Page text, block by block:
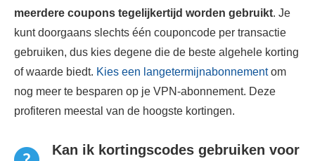
meerdere coupons tegelijkertijd worden gebruikt. Je
kunt doorgaans slechts één couponcode per transactie
gebruiken, dus kies degene die de beste algehele korting
of waarde biedt. Kies een langetermijnabonnementom
nog meer te besparen op je VPN-abonnement. Deze
profiteren meestal van de hoogste kortingen.
Kan ik kortingscodes gebruiken voor